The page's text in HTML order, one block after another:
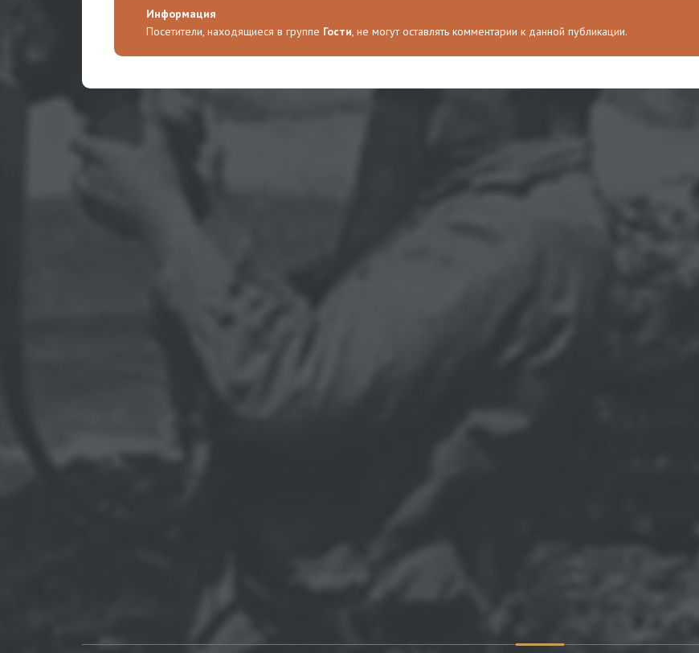
Информация
Посетители, находящиеся в группе Гости, не могут оставлять комментарии к данной публикации.